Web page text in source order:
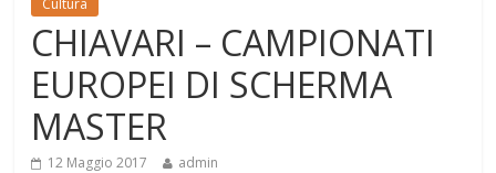
CHIAVARI – CAMPIONATI
EUROPEI DI SCHERMA
MASTER
12 Maggio 2017 admin